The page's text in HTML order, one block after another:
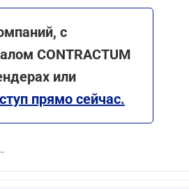
с
CONTRACTUM
или
прямо сейчас.
о надомной и дистанционной работе